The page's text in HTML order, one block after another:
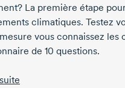
La première étape
climatiques. Testez
vous connaissez
de 10 questions.